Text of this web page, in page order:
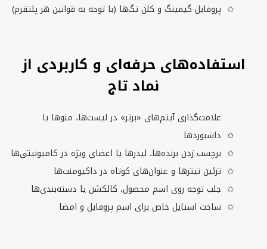
پروفایل گیمینگ و کلن تگ‌ها (با توجه به قوانین هر پلتفرم)
استفاده‌های حرفه‌ای و کاربردی از
نماد تاج
علامت‌گذاری آیتم‌های «برتر» در لیست‌ها، منوها یا
داشبوردها
برچسب زدن برنده‌ها، لیدرها یا اعضای ویژه در کامیونیتی‌ها
تزئین تیترها و عنوان‌های کوتاه در داکیومنت‌ها
جلب توجه روی اسم محصول، کالکشن یا دسته‌بندی‌ها
ساخت استایل خاص برای اسم پروفایل و امضا